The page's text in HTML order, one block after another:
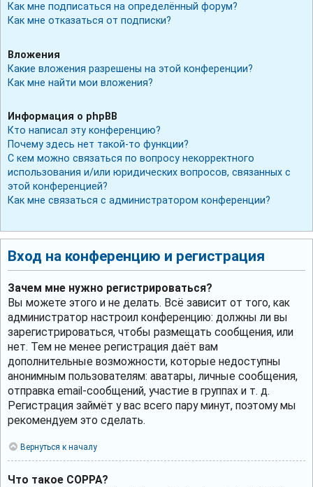
Как мне подписаться на определённый форум?
Как мне отказаться от подписки?
Вложения
Какие вложения разрешены на этой конференции?
Как мне найти мои вложения?
Информация о phpBB
Кто написал эту конференцию?
Почему здесь нет такой-то функции?
С кем можно связаться по вопросу некорректного
использования и/или юридических вопросов, связанных с
этой конференцией?
Как мне связаться с администратором конференции?
Вход на конференцию и регистрация
Зачем мне нужно регистрироваться?
Вы можете этого и не делать. Всё зависит от того, как
администратор настроил конференцию: должны ли вы
зарегистрироваться, чтобы размещать сообщения, или
нет. Тем не менее регистрация даёт вам
дополнительные возможности, которые недоступны
анонимным пользователям: аватары, личные сообщения,
отправка email-сообщений, участие в группах и т. д.
Регистрация займёт у вас всего пару минут, поэтому мы
рекомендуем это сделать.
Вернуться к началу
Что такое COPPA?